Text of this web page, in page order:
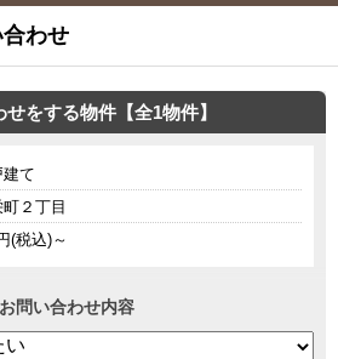
わせ
をする物件【全1物件】
建て
２丁目
(税込)～
お問い合わせ内容